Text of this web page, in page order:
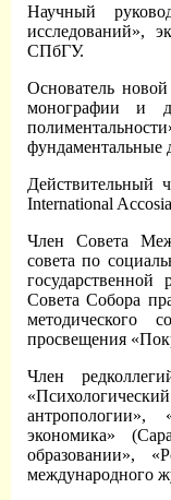
Научный
исследований»,
СПбГУ.
Основатель
монографии и
фундаментальные
Действительный
International
Член Совета
совета по
государственной
Совета Собора
методического
просвещения
Член
экономика»
образовании»,
международного